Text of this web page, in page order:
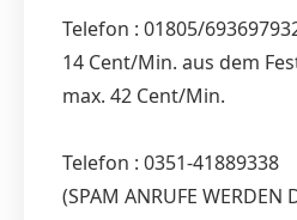
Telefon : 01805/
14 Cent/Min. aus dem
max. 42 Cent/Min.
Telefon : 0351-41889338
(SPAM ANRUFE WERDEN